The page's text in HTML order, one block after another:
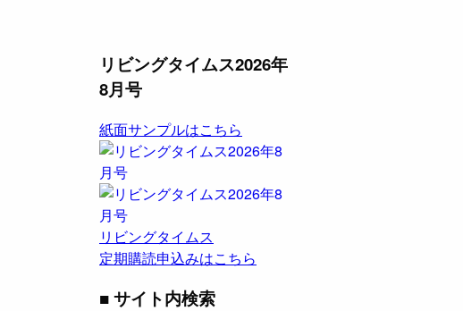
リビングタイムス2026年
8月号
紙面サンプルはこちら
リビングタイムス
定期購読申込みはこちら
■ サイト内検索